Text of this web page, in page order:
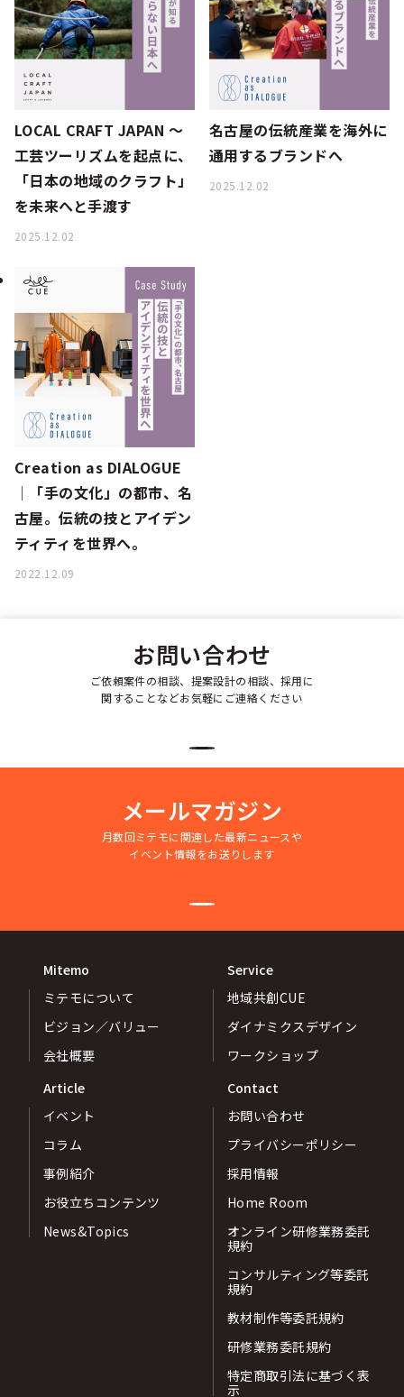
LOCAL CRAFT JAPAN ～
工芸ツーリズムを起点に、
「日本の地域のクラフト」
を未来へと手渡す
2025.12.02
名古屋の伝統産業を海外に
通用するブランドへ
2025.12.02
Creation as DIALOGUE
│「手の文化」の都市、名
古屋。伝統の技とアイデン
ティティを世界へ。
2022.12.09
お問い合わせ
ご依頼案件の相談、提案設計の相談、採用に
関することなどお気軽にご連絡ください
メールマガジン
月数回ミテモに関連した最新ニュースや
イベント情報をお送りします
Mitemo
ミテモについて
ビジョン／バリュー
会社概要
Service
地域共創CUE
ダイナミクスデザイン
ワークショップ
Article
イベント
コラム
事例紹介
お役立ちコンテンツ
News&Topics
Contact
お問い合わせ
プライバシーポリシー
採用情報
Home Room
オンライン研修業務委託
規約
コンサルティング等委託
規約
教材制作等委託規約
研修業務委託規約
特定商取引法に基づく表
示